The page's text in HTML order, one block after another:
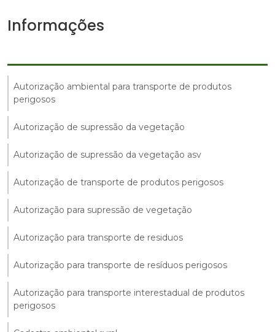
Informações
Autorização ambiental para transporte de produtos
perigosos
Autorização de supressão da vegetação
Autorização de supressão da vegetação asv
Autorização de transporte de produtos perigosos
Autorização para supressão de vegetação
Autorização para transporte de residuos
Autorização para transporte de resíduos perigosos
Autorização para transporte interestadual de produtos
perigosos